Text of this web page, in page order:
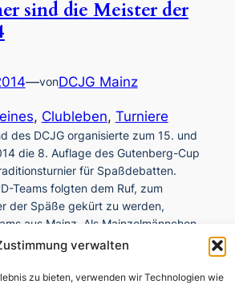
verwalten
zu bieten, verwenden wir Technologien wie
sind die Meister der
—vonDCJG Mainz
, Clubleben, Turniere
des DCJG organisierte zum 15. und
die 8. Auflage des Gutenberg-Cup
für Spaßdebatten.
Teams folgten dem Ruf, zum
der Späße gekürt zu werden,
aus Mainz. Als Mainzelmännchen
Alt-Präsident Christian